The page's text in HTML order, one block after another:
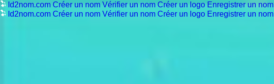
Id2nom.com Créer un nom Vérifier un nom Créer un logo Enregistrer un nom
Id2nom.com Créer un nom Vérifier un nom Créer un logo Enregistrer un nom